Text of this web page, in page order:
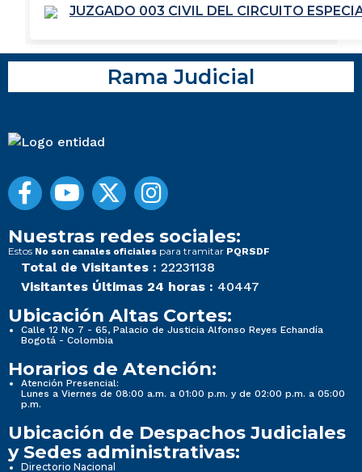
JUZGADO 003 CIVIL DEL CIRCUITO
Rama Judicial
Nuestras redes sociales:
Estos No son canales oficiales para tramitar PQRSDF
Total de Visitantes : 22231138
Visitantes Últimas 24 horas : 40447
Ubicación Altas Cortes:
Calle 12 No 7 - 65, Palacio de Justicia Alfonso Reyes Echandía
Bogotá - Colombia
Horarios de Atención:
Atención Presencial:
Lunes a Viernes de 08:00 a.m. a 01:00 p.m. y de 02:00 p.m. a 05:00
p.m.
Ubicación de Despachos Judiciales
y Sedes administrativas:
Directorio Nacional